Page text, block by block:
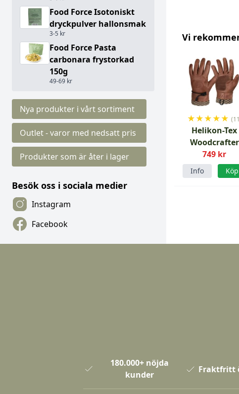
Food Force Isotoniskt
dryckpulver hallonsmak
3-5 kr
Food Force Pasta
carbonara frystorkad
150g
49-69 kr
Nya produkter i vårt sortiment
Outlet - varor med nedsatt pris
Produkter som är åter i lager
Besök oss i sociala medier
Instagram
Facebook
Vi
★★★★★
Helikon-Tex
Woodcrafter
Gloves
749 kr
Info Köp
180.000+ nöjda
kunder
Fraktfritt